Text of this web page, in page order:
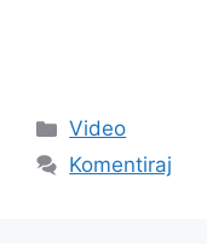
Video
Komentiraj